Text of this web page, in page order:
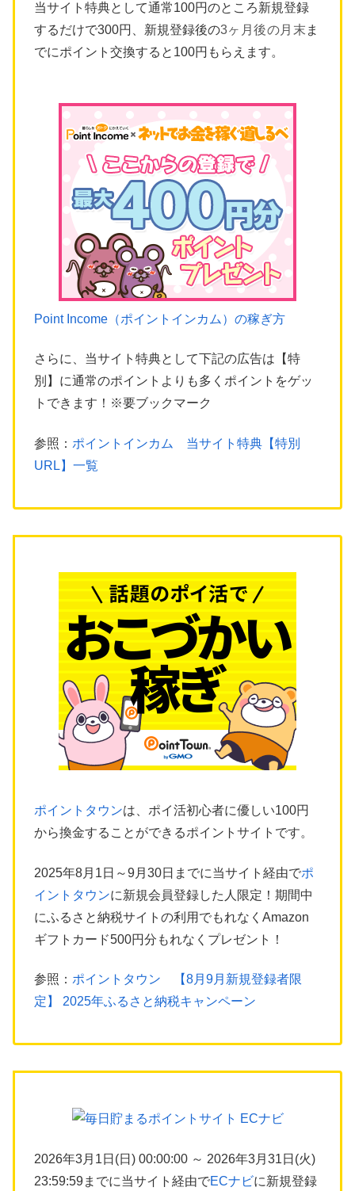
当サイト特典として通常100円のところ新規登録
するだけで300円、新規登録後の3ヶ月後の月末 ま
でにポイント交換すると100円もらえます。
Point Income（ポイントインカム）の稼ぎ方
さらに、当サイト特典として下記の広告は【特
別】に通常のポイントよりも多くポイントをゲッ
トできます！※要ブックマーク
参照： ポイントインカム 当サイト特典【特別
URL】一覧
ポイントタウンは、ポイ活初心者に優しい100円
から換金することができるポイントサイトです。
2025年8月1日～9月30日までに当サイト経由でポ
イントタウンに新規会員登録した人限定！期間中
にふるさと納税サイトの利用でもれなくAmazon
ギフトカード500円分もれなくプレゼント！
参照： ポイントタウン 【8月9月新規登録者限
定】 2025年ふるさと納税キャンペーン
2026年3月1日(日) 00:00:00 ～ 2026年3月31日(火)
23:59:59までに当サイト経由でECナビに新規登録